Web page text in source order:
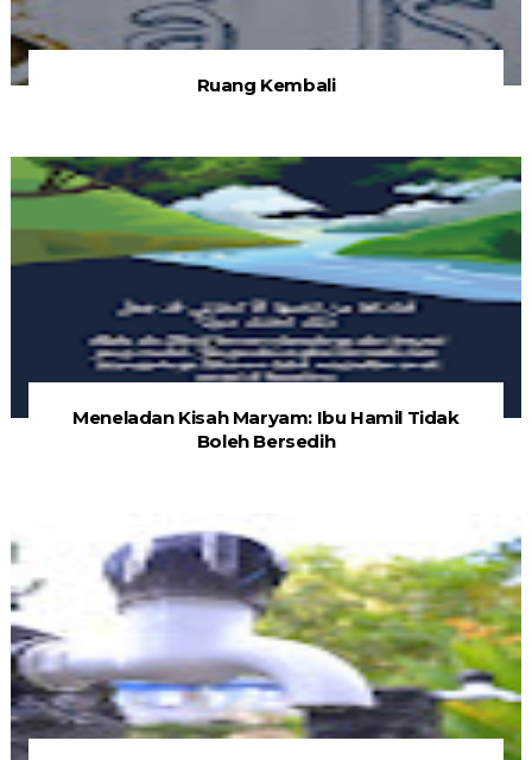
Ruang Kembali
Meneladan Kisah Maryam: Ibu Hamil Tidak
Boleh Bersedih